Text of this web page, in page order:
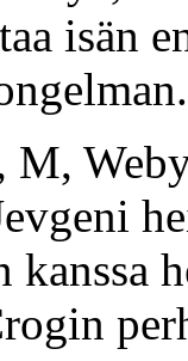
isän
kanssa